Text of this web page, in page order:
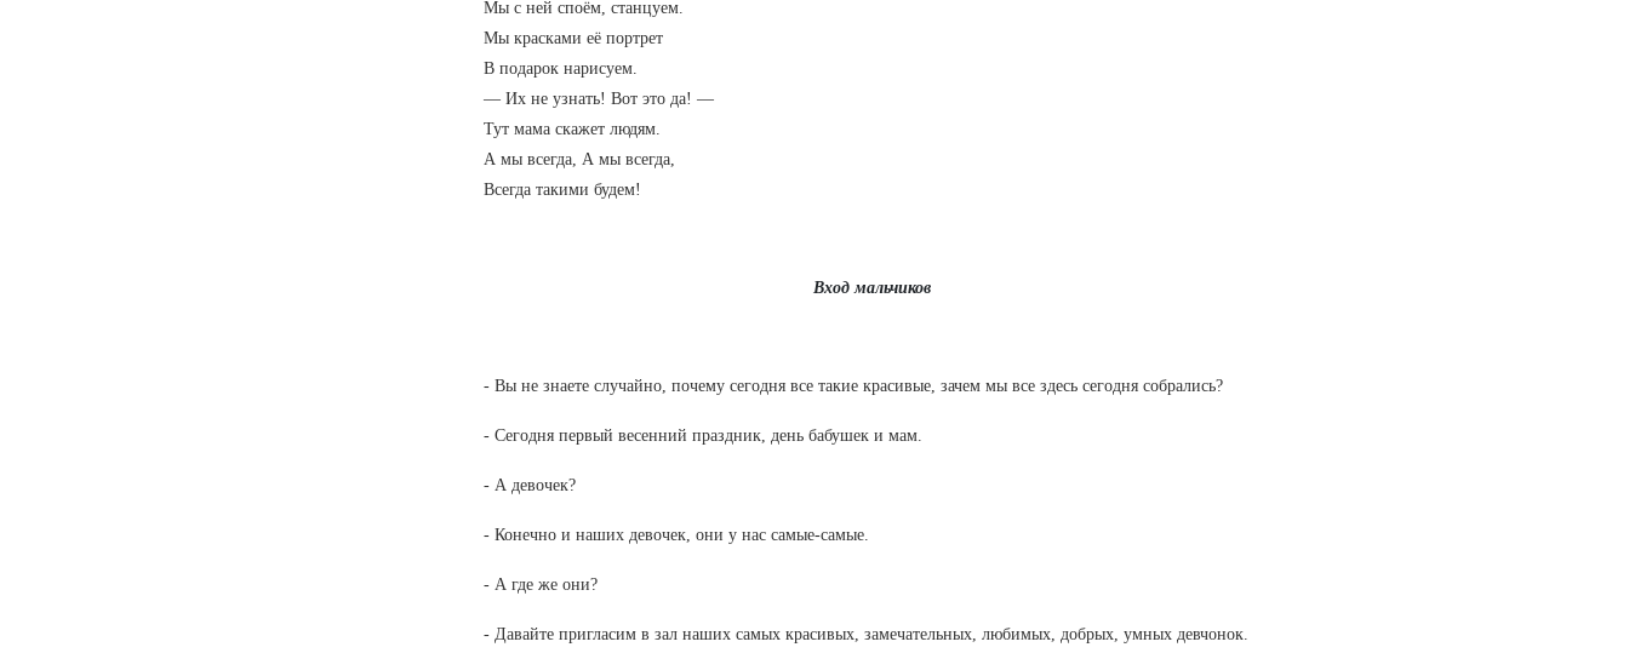
Мы с ней споём, станцуем.
Мы красками её портрет
В подарок нарисуем.
— Их не узнать! Вот это да! —
Тут мама скажет людям.
А мы всегда, А мы всегда,
Всегда такими будем!
Вход мальчиков
- Вы не знаете случайно, почему сегодня все такие красивые, зачем мы все здесь сегодня собрались?
- Сегодня первый весенний праздник, день бабушек и мам.
- А девочек?
- Конечно и наших девочек, они у нас самые-самые.
- А где же они?
- Давайте пригласим в зал наших самых красивых, замечательных, любимых, добрых, умных девчонок.